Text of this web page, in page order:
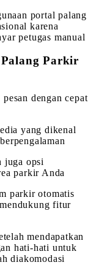
portal palang
karena
petugas manual
Parkir
dengan cepat
yang dikenal
juga opsi
parkir Anda
parkir otomatis
fitur
mendapatkan
hati-hati untuk
diakomodasi